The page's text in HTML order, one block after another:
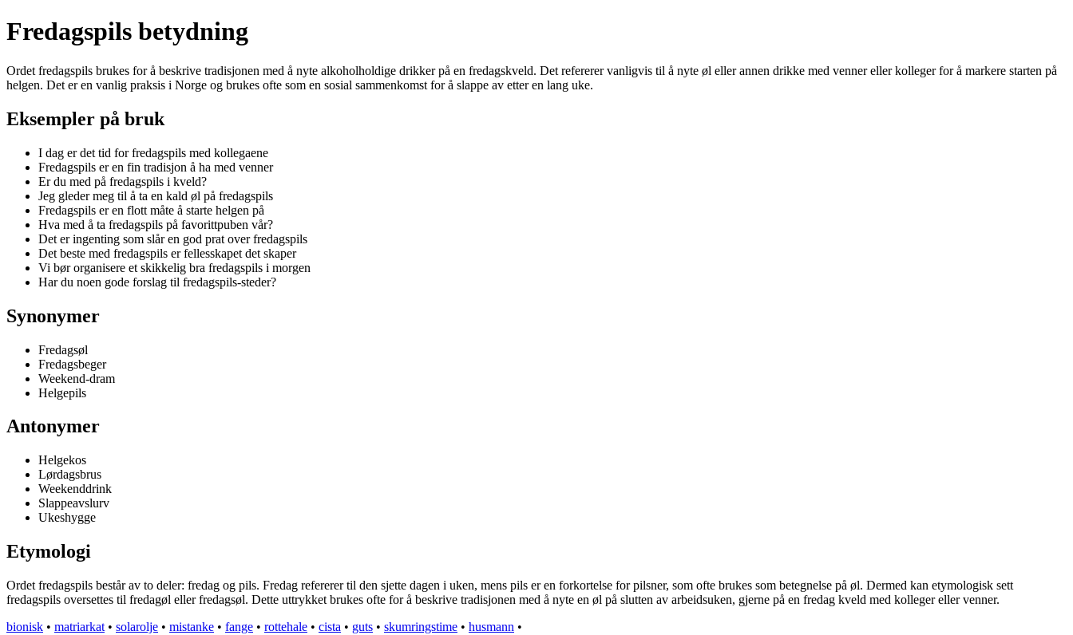
Fredagspils betydning
Ordet fredagspils brukes for å beskrive tradisjonen med å nyte alkoholholdige drikker på en fredagskveld. Det refererer vanligvis til å nyte øl eller annen drikke med venner eller kolleger for å markere starten på
helgen. Det er en vanlig praksis i Norge og brukes ofte som en sosial sammenkomst for å slappe av etter en lang uke.
Eksempler på bruk
I dag er det tid for fredagspils med kollegaene
Fredagspils er en fin tradisjon å ha med venner
Er du med på fredagspils i kveld?
Jeg gleder meg til å ta en kald øl på fredagspils
Fredagspils er en flott måte å starte helgen på
Hva med å ta fredagspils på favorittpuben vår?
Det er ingenting som slår en god prat over fredagspils
Det beste med fredagspils er fellesskapet det skaper
Vi bør organisere et skikkelig bra fredagspils i morgen
Har du noen gode forslag til fredagspils-steder?
Synonymer
Fredagsøl
Fredagsbeger
Weekend-dram
Helgepils
Antonymer
Helgekos
Lørdagsbrus
Weekenddrink
Slappeavslurv
Ukeshygge
Etymologi
Ordet fredagspils består av to deler: fredag og pils. Fredag refererer til den sjette dagen i uken, mens pils er en forkortelse for pilsner, som ofte brukes som betegnelse på øl. Dermed kan etymologisk sett
fredagspils oversettes til fredagøl eller fredagsøl. Dette uttrykket brukes ofte for å beskrive tradisjonen med å nyte en øl på slutten av arbeidsuken, gjerne på en fredag kveld med kolleger eller venner.
bionisk • matriarkat • solarolje • mistanke • fange • rottehale • cista • guts • skumringstime • husmann •